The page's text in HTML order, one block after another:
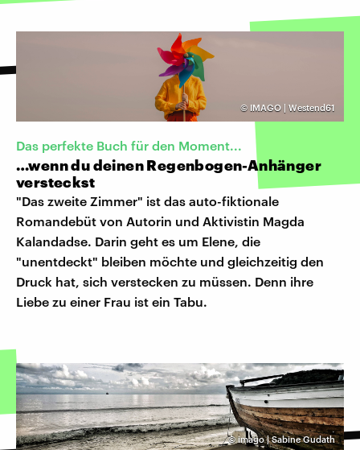
© IMAGO | Westend61
Das perfekte Buch für den Moment...
…wenn du deinen Regenbogen-Anhänger
versteckst
"Das zweite Zimmer" ist das auto-fiktionale
Romandebüt von Autorin und Aktivistin Magda
Kalandadse. Darin geht es um Elene, die
"unentdeckt" bleiben möchte und gleichzeitig den
Druck hat, sich verstecken zu müssen. Denn ihre
Liebe zu einer Frau ist ein Tabu.
©imago | Sabine Gudath